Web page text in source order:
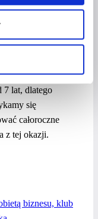
202126 grudnia
inspirujemy
Ta idea
7 lat, dlatego
się
całoroczne
z tej okazji.